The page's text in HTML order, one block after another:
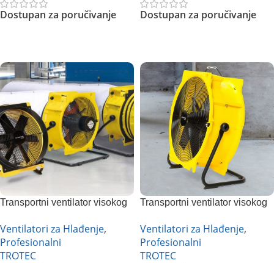
Dostupan za poručivanje
Dostupan za poručivanje
Transportni ventilator visokog
Ventilatori za Hlađenje,
Profesionalni
TROTEC
Transportni ventilator visokog
Ventilatori za Hlađenje,
Profesionalni
TROTEC